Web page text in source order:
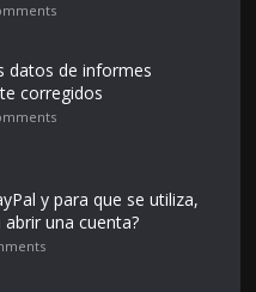
datos de informes
corregidos
y para que se utiliza,
abrir una cuenta?